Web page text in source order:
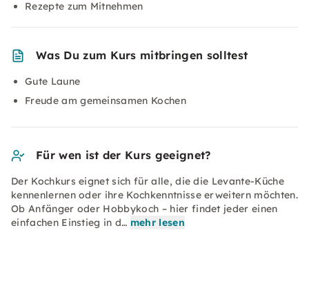
Rezepte zum Mitnehmen
Was Du zum Kurs mitbringen solltest
Gute Laune
Freude am gemeinsamen Kochen
Für wen ist der Kurs geeignet?
Der Kochkurs eignet sich für alle, die die Levante-Küche
kennenlernen oder ihre Kochkenntnisse erweitern möchten.
Ob Anfänger oder Hobbykoch – hier findet jeder einen
einfachen Einstieg in d… mehr lesen